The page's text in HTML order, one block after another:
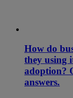
How do
they using
adoption?
answers.